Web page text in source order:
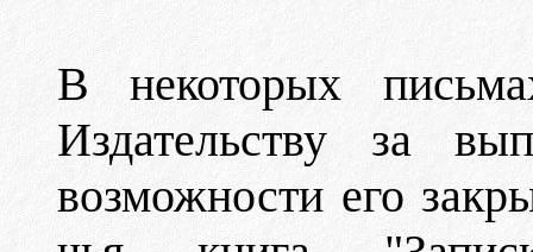
В некоторых
Издательству за
возможности его